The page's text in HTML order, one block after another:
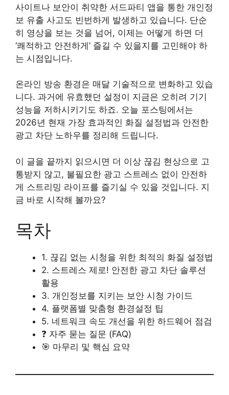
사이트나 보안이 취약한 서드파티 앱을 통한 개인정
보 유출 사고도 빈번하게 발생하고 있습니다. 단순
히 영상을 보는 것을 넘어, 이제는 어떻게 하면 더
‘쾌적하고 안전하게’ 즐길 수 있을지를 고민해야 하
는 시점입니다.
온라인 방송 환경은 매달 기술적으로 변화하고 있습
니다. 과거에 유효했던 설정이 지금은 오히려 기기
성능을 저하시키기도 하죠. 오늘 포스팅에서는
2026년 현재 가장 효과적인 화질 설정법과 안전한
광고 차단 노하우를 정리해 드립니다.
이 글을 끝까지 읽으시면 더 이상 끊김 현상으로 고
통받지 않고, 불필요한 광고 스트레스 없이 안전하
게 스트리밍 라이프를 즐기실 수 있을 것입니다. 지
금 바로 시작해 볼까요?
목차
1. 끊김 없는 시청을 위한 최적의 화질 설정법
2. 스트레스 제로! 안전한 광고 차단 솔루션
활용
3. 개인정보를 지키는 보안 시청 가이드
4. 플랫폼별 맞춤형 환경설정 팁
5. 네트워크 속도 개선을 위한 하드웨어 점검
❓ 자주 묻는 질문 (FAQ)
🎯 마무리 및 핵심 요약